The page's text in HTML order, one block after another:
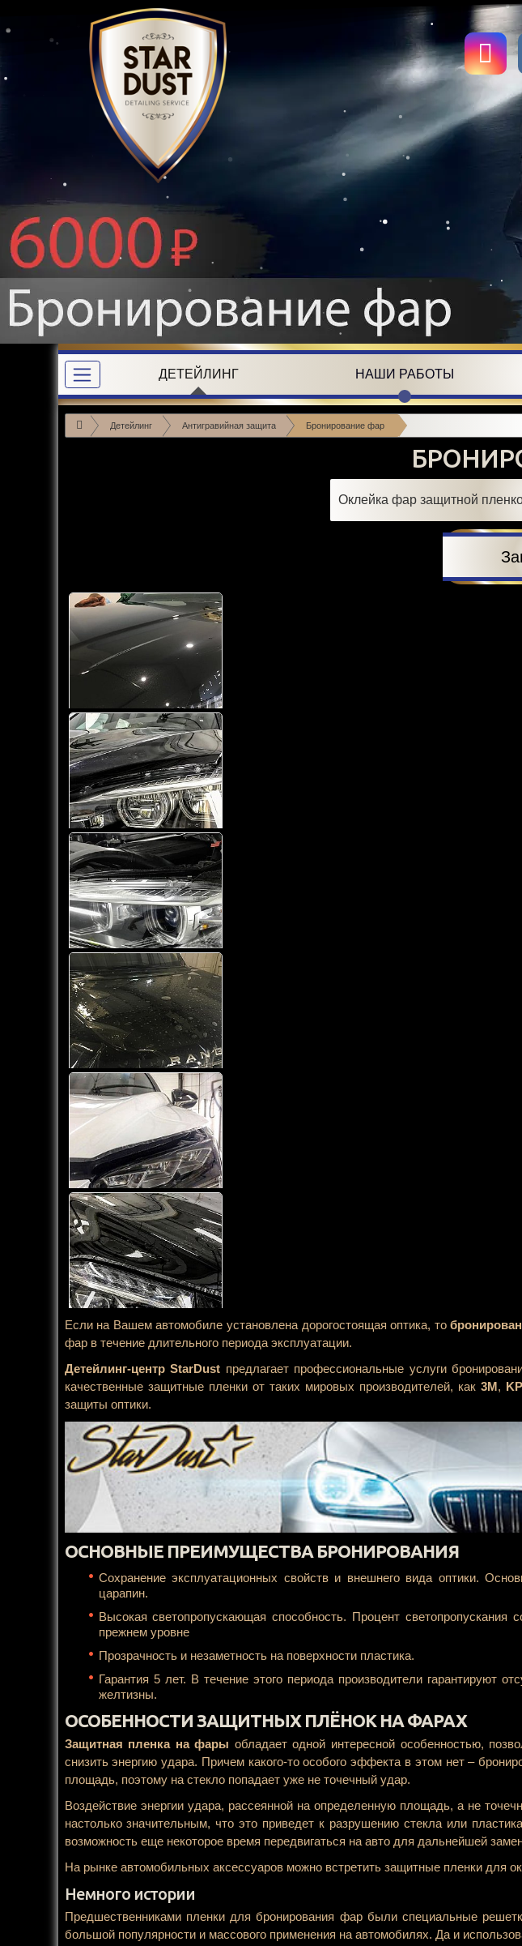
ДЕТЕЙЛИНГ НАШИ РАБОТЫ
Детейлинг Антигравийная защита Бронирование фар
Оклейка фар защитной
Если на Вашем автомобиле установлена дорогостоящая оптика, то
фар в течение длительного периода эксплуатации.
Детейлинг-центр StarDust предлагает профессиональные услуги
качественные защитные пленки от таких мировых производителей, как3M,
защиты оптики.
ОСНОВНЫЕ ПРЕИМУЩЕСТВА БРОНИРОВАНИЯ
Сохранение эксплуатационных свойств и внешнего вида оптики.
царапин.
Высокая светопропускающая способность. Процент светопропускания
прежнем уровне
Прозрачность и незаметность на поверхности пластика.
Гарантия 5 лет. В течение этого периода производители гарантируют
желтизны.
ОСОБЕННОСТИ ЗАЩИТНЫХ ПЛЁНОК НА ФАРАХ
Защитная пленка на фары обладает одной интересной особенностью,
снизить энергию удара. Причем какого-то особого эффекта в этом нет –
площадь, поэтому на стекло попадает уже не точечный удар.
Воздействие энергии удара, рассеянной на определенную площадь, а не
настолько значительным, что это приведет к разрушению стекла или
возможность еще некоторое время передвигаться на авто для дальнейшей
На рынке автомобильных аксессуаров можно встретить защитные пленки для
Немного истории
Предшественниками пленки для бронирования фар были специальные
большой популярности и массового применения на автомобилях. Да и